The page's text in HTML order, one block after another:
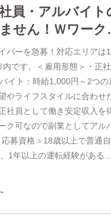
員・アルバイト
せん！Ｗワーク
バーを急募！対応エリアは
です。＜雇用形態＞・正社
イト：時給1,000円～2つの
やライフスタイルに合わせ
社員として働き安定収入を
ク可なので副業としてアル
募資格＞18歳以上で普通
1年以上の運転経験がある
明るく元気な方はなお歓迎
てメインで働きたい」どち